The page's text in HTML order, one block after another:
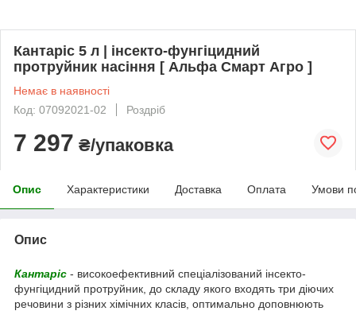
Кантаріс 5 л | інсекто-фунгіцидний
протруйник насіння [ Альфа Смарт Агро ]
Немає в наявності
Код: 07092021-02
Роздріб
7 297 ₴/упаковка
Опис Характеристики Доставка Оплата Умови
Опис
Кантаріс - високоефективний спеціалізований інсекто-
фунгіцидний протруйник, до складу якого входять три діючих
речовини з різних хімічних класів, оптимально доповнюють